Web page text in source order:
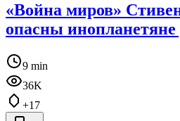
«Война миров»
опасны инопланетяне
9 min
36K
+17